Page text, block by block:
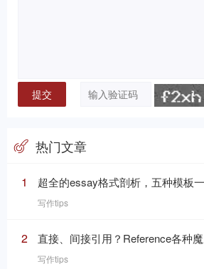
热门文章
1 超全的essay格式剖析，五种模板一次搞
写作tips
2 直接、间接引用？Reference各种
写作tips